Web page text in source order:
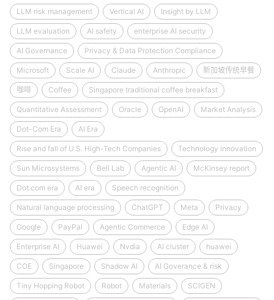
LLM risk management Vertical AI Insight by LLM
LLM evaluation AI safety enterprise AI security
AI Governance Privacy & Data Protection Compliance
Microsoft Scale AI Claude Anthropic 新加坡传统早餐
咖啡 Coffee Singapore traditional coffee breakfast
Quantitative Assessment Oracle OpenAI Market Analysis
Dot-Com Era AI Era
Rise and fall of U.S. High-Tech Companies Technology innovation
Sun Microsystems Bell Lab Agentic AI McKinsey report
Dot.com era AI era Speech recognition
Natural language processing ChatGPT Meta Privacy
Google PayPal Agentic Commerce Edge AI
Enterprise AI Huawei Nvdia AI cluster huawei
COE Singapore Shadow AI AI Goverance & risk
Tiny Hopping Robot Robot Materials SCIGEN